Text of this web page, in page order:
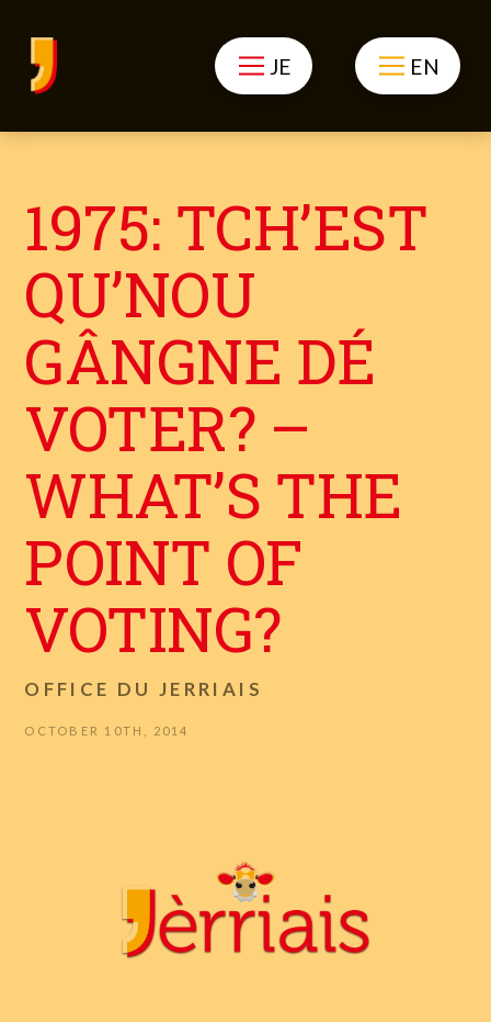
JE EN
1975: TCH’EST
QU’NOU
GÂNGNE DÉ
VOTER? –
WHAT’S THE
POINT OF
VOTING?
OFFICE DU JERRIAIS
OCTOBER 10TH, 2014